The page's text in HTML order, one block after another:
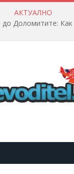
АКТУАЛНО